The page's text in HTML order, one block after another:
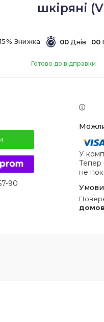
шкіряні
00 Днів 00
Готово до відправки
90
У
Тепер
не